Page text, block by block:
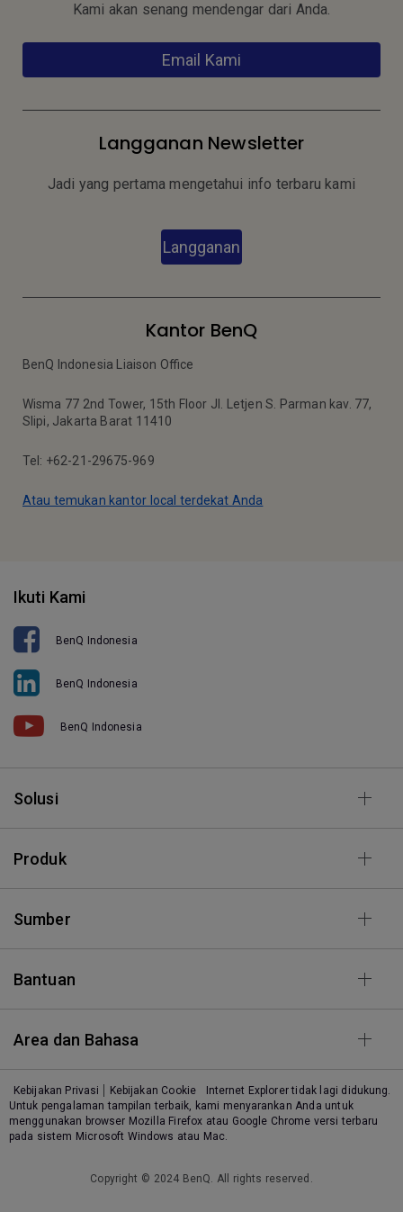
Kami akan senang mendengar dari Anda.
Email Kami
Langganan Newsletter
Jadi yang pertama mengetahui info terbaru kami
Langganan
Kantor BenQ
BenQ Indonesia Liaison Office
Wisma 77 2nd Tower, 15th Floor Jl. Letjen S. Parman kav. 77,
Slipi, Jakarta Barat 11410
Tel: +62-21-29675-969
Atau temukan kantor local terdekat Anda
Ikuti Kami
BenQ Indonesia
BenQ Indonesia
BenQ Indonesia
Solusi
Produk
Sumber
Bantuan
Area dan Bahasa
Kebijakan Privasi Kebijakan Cookie
Internet Explorer tidak lagi didukung.
Untuk pengalaman tampilan terbaik, kami menyarankan Anda untuk
menggunakan browser Mozilla Firefox atau Google Chrome versi terbaru
pada sistem Microsoft Windows atau Mac.
Copyright © 2024 BenQ. All rights reserved.